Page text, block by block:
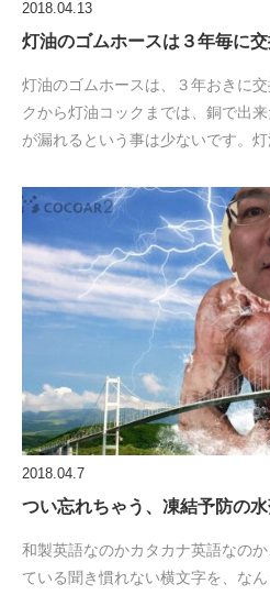
2018.04.13
灯油のゴムホースは３年毎に
灯油のゴムホースは、３年おきに
クから灯油コックまでは、銅で出
が漏れるという事は少ないです。灯
2018.04.7
つい忘れちゃう、凍結予防の水
和製英語なのかカタカナ英語なの
ている聞き慣れない横文字を、な